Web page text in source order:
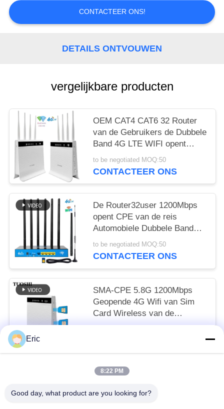
CONTACTEER ONS!
DETAILS ONTVOUWEN
vergelijkbare producten
OEM CAT4 CAT6 32 Router
van de Gebruikers de Dubbele
Band 4G LTE WIFI opent
1200mbps-CPE van het
Bandslot
to be negotiated MOQ:50
CONTACTEER ONS
De Router32user 1200Mbps
opent CPE van de reis
Automobiele Dubbele Band
5G Draadloze LTE FDD TDD
to be negotiated MOQ:50
CONTACTEER ONS
SMA-CPE 5.8G 1200Mbps
Geopende 4G Wifi van Sim
Card Wireless van de
Antennehaven Dubbele Router
Eric
8:22 PM
Good day, what product are you looking for?